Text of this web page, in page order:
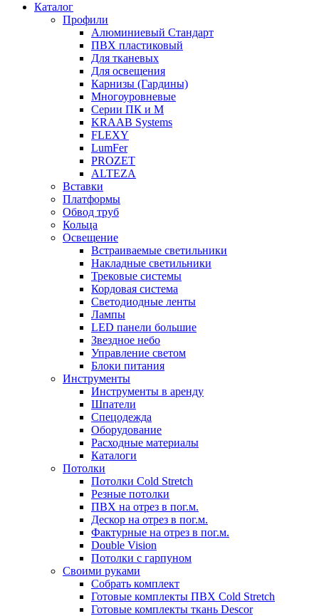
Каталог
Профили
Алюминиевый Стандарт
ПВХ пластиковый
Для тканевых
Для освещения
Карнизы (Гардины)
Многоуровневые
Серии ПК и М
KRAAB Systems
FLEXY
LumFer
PROZET
ALTEZA
Вставки
Платформы
Обвод труб
Кольца
Освещение
Встраиваемые светильники
Накладные светильники
Трековые системы
Кордовая система
Светодиодные ленты
Лампы
LED панели большие
Звездное небо
Управление светом
Блоки питания
Инструменты
Инструменты в аренду
Шпатели
Спецодежда
Оборудование
Расходные материалы
Каталоги
Потолки
Потолки Cold Stretch
Резные потолки
ПВХ на отрез в пог.м.
Дескор на отрез в пог.м.
Фактурные на отрез в пог.м.
Double Vision
Потолки с гарпуном
Своими руками
Собрать комплект
Готовые комплекты ПВХ Cold Stretch
Готовые комплекты ткань Descor